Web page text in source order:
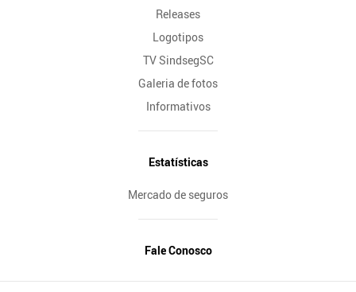
Releases
Logotipos
TV SindsegSC
Galeria de fotos
Informativos
Estatísticas
Mercado de seguros
Fale Conosco